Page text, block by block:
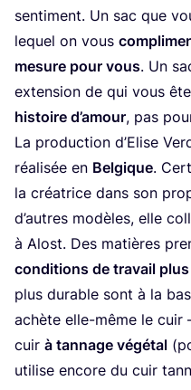
sen­ti­ment. Un sac que
lequel on vous
mesure pour vous. Un
exten­sion de qui vous
his­toire d’a­mour, pas
La pro­duc­tion d’E­lise
réa­li­sée en Bel­gique.
la créa­trice dans son
d’autres modèles, elle
à Alost. Des matières
condi­tions de tra­vail
plus durable sont à la
achète elle-même le cuir
cuir à tan­nage végé­tal
uti­lise encore du cuir